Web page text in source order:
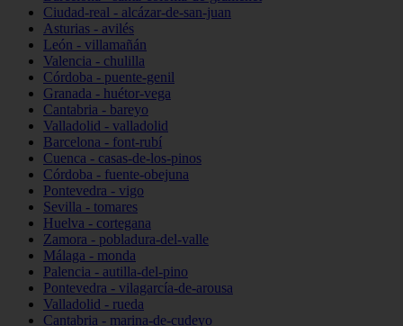
Ciudad-real - alcázar-de-san-juan
Asturias - avilés
León - villamañán
Valencia - chulilla
Córdoba - puente-genil
Granada - huétor-vega
Cantabria - bareyo
Valladolid - valladolid
Barcelona - font-rubí
Cuenca - casas-de-los-pinos
Córdoba - fuente-obejuna
Pontevedra - vigo
Sevilla - tomares
Huelva - cortegana
Zamora - pobladura-del-valle
Málaga - monda
Palencia - autilla-del-pino
Pontevedra - vilagarcía-de-arousa
Valladolid - rueda
Cantabria - marina-de-cudeyo